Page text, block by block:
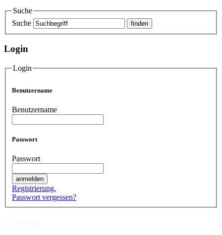
Suche
Suche
Login
Login
Benutzername
Benutzername
Passwort
Passwort
Registrierung.
Passwort vergessen?